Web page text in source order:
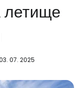
летище
07. 2025